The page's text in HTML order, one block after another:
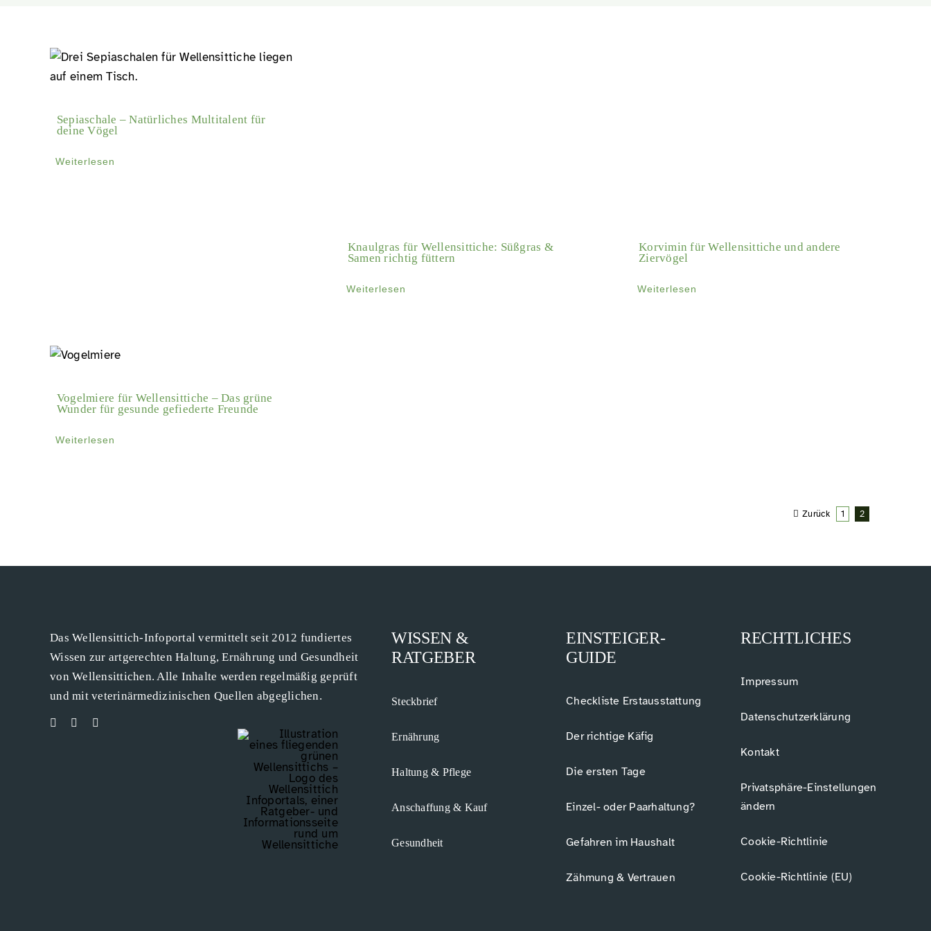
Sepiaschale – Natürliches Multitalent für
deine Vögel
Weiterlesen
Knaulgras für Wellensittiche: Süßgras &
Samen richtig füttern
Weiterlesen
Korvimin für Wellensittiche und andere
Ziervögel
Weiterlesen
Vogelmiere für Wellensittiche – Das grüne
Wunder für gesunde gefiederte Freunde
Weiterlesen
Zurück 1 2
Das Wellensittich-Infoportal vermittelt seit 2012 fundiertes
Wissen zur artgerechten Haltung, Ernährung und Gesundheit
von Wellensittichen. Alle Inhalte werden regelmäßig geprüft
und mit veterinärmedizinischen Quellen abgeglichen.
WISSEN &
RATGEBER
Steckbrief
Ernährung
Haltung & Pflege
Anschaffung & Kauf
Gesundheit
EINSTEIGER-
GUIDE
Checkliste Erstausstattung
Der richtige Käfig
Die ersten Tage
Einzel- oder Paarhaltung?
Gefahren im Haushalt
Zähmung & Vertrauen
RECHTLICHES
Impressum
Datenschutzerklärung
Kontakt
Privatsphäre-Einstellungen
ändern
Cookie-Richtlinie
Cookie-Richtlinie (EU)